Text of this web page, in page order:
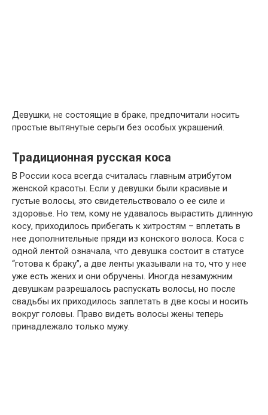
Девушки, не состоящие в браке, предпочитали носить
простые вытянутые серьги без особых украшений.
Традиционная русская коса
В России коса всегда считалась главным атрибутом
женской красоты. Если у девушки были красивые и
густые волосы, это свидетельствовало о ее силе и
здоровье. Но тем, кому не удавалось вырастить длинную
косу, приходилось прибегать к хитростям – вплетать в
нее дополнительные пряди из конского волоса. Коса с
одной лентой означала, что девушка состоит в статусе
“готова к браку”, а две ленты указывали на то, что у нее
уже есть жених и они обручены. Иногда незамужним
девушкам разрешалось распускать волосы, но после
свадьбы их приходилось заплетать в две косы и носить
вокруг головы. Право видеть волосы жены теперь
принадлежало только мужу.